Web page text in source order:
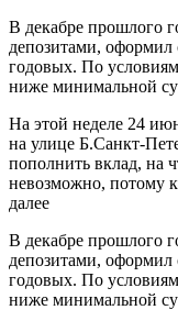
В декабре прошлого
депозитами, оформил
годовых. По
ниже минимальной
На этой неделе 24
на улице Б.Санкт-
пополнить вклад, на
невозможно, потому
далее
В декабре прошлого
депозитами, оформил
годовых. По
ниже минимальной